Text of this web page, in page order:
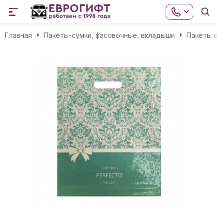
Главная Пакеты-сумки, фасовочные, вкладыши Пакеты